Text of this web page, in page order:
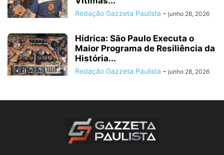
Redação Gazzeta Paulista - junho 28, 2026
Hídrica: São Paulo Executa o
Maior Programa de Resiliência da
História...
Redação Gazzeta Paulista - junho 28, 2026